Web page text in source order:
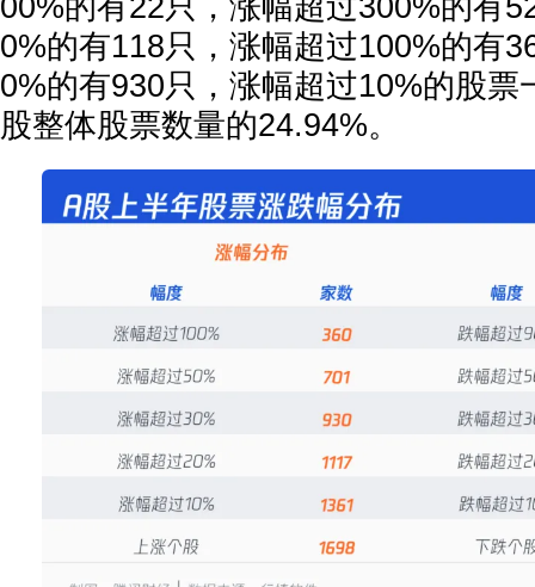
00%的有22只，涨幅超过300%的有
0%的有118只，涨幅超过100%的有
0%的有930只，涨幅超过10%的股票
股整体股票数量的24.94%。